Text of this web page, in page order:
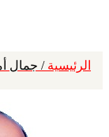
الرئيسية / جمال